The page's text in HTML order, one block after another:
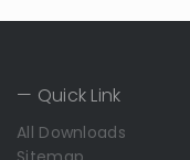
— Quick Link
All Downloads